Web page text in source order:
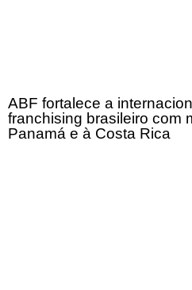
ABF fortalece a
franchising brasileiro com
Panamá e à Costa Rica